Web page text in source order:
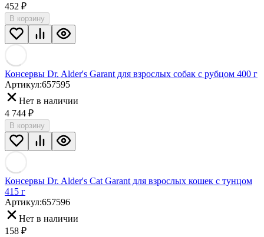
452 ₽
В корзину
Консервы Dr. Alder's Garant для взрослых собак с рубцом 400 г
Артикул:657595
Нет в наличии
4 744 ₽
В корзину
Консервы Dr. Alder's Cat Garant для взрослых кошек с тунцом
415 г
Артикул:657596
Нет в наличии
158 ₽